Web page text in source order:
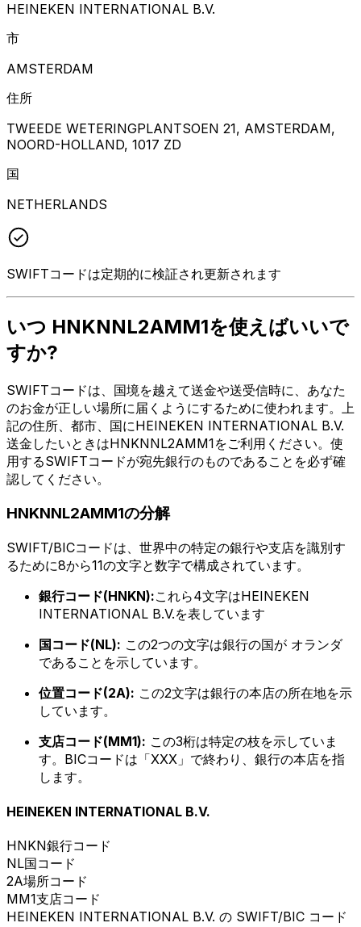
HEINEKEN INTERNATIONAL B.V.
市
AMSTERDAM
住所
TWEEDE WETERINGPLANTSOEN 21, AMSTERDAM,
NOORD-HOLLAND, 1017 ZD
国
NETHERLANDS
SWIFTコードは定期的に検証され更新されます
いつ HNKNNL2AMM1を使えばいいで
すか?
SWIFTコードは、国境を越えて送金や送受信時に、あなた
のお金が正しい場所に届くようにするために使われます。上
記の住所、都市、国にHEINEKEN INTERNATIONAL B.V.
送金したいときはHNKNNL2AMM1をご利用ください。使
用するSWIFTコードが宛先銀行のものであることを必ず確
認してください。
HNKNNL2AMM1の分解
SWIFT/BICコードは、世界中の特定の銀行や支店を識別す
るために8から11の文字と数字で構成されています。
銀行コード(HNKN):これら4文字はHEINEKEN
INTERNATIONAL B.V.を表しています
国コード(NL): この2つの文字は銀行の国が オランダ
であることを示しています。
位置コード(2A): この2文字は銀行の本店の所在地を示
しています。
支店コード(MM1): この3桁は特定の枝を示していま
す。BICコードは「XXX」で終わり、銀行の本店を指
します。
HEINEKEN INTERNATIONAL B.V.
HNKN銀行コード
NL国コード
2A場所コード
MM1支店コード
HEINEKEN INTERNATIONAL B.V. の SWIFT/BIC コード